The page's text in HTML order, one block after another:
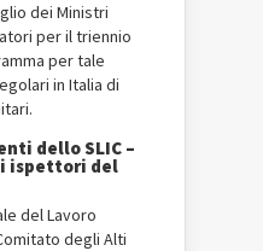
dei Ministri
per il triennio
per tale
in Italia di
dello SLIC –
ispettori del
del Lavoro
degli Alti